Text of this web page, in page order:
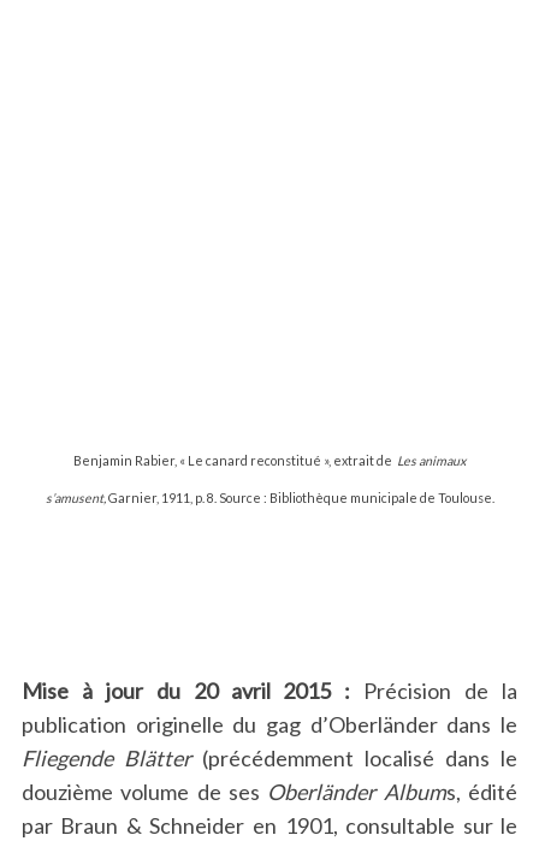
Benjamin Rabier, « Le canard reconstitué », extrait de Les animaux
s’amusent,Garnier, 1911, p. 8. Source : Bibliothèque municipale de Toulouse.
Mise à jour du 20 avril 2015 : Précision de la
publication originelle du gag d’Oberländer dans le
Fliegende Blätter(précédemment localisé dans le
douzième volume de ses Oberländer Albums, édité
par Braun & Schneider en 1901, consultable sur le